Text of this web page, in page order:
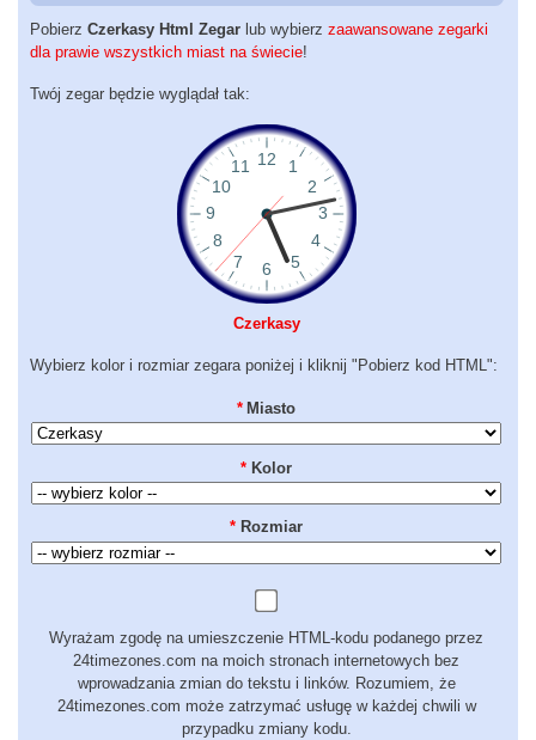
Pobierz Czerkasy Html Zegar lub wybierz zaawansowane zegarki
dla prawie wszystkich miast na świecie!
Twój zegar będzie wyglądał tak:
Czerkasy
Wybierz kolor i rozmiar zegara poniżej i kliknij "Pobierz kod HTML":
* Miasto
* Kolor
* Rozmiar
Wyrażam zgodę na umieszczenie HTML-kodu podanego przez
24timezones.com na moich stronach internetowych bez
wprowadzania zmian do tekstu i linków. Rozumiem, że
24timezones.com może zatrzymać usługę w każdej chwili w
przypadku zmiany kodu.